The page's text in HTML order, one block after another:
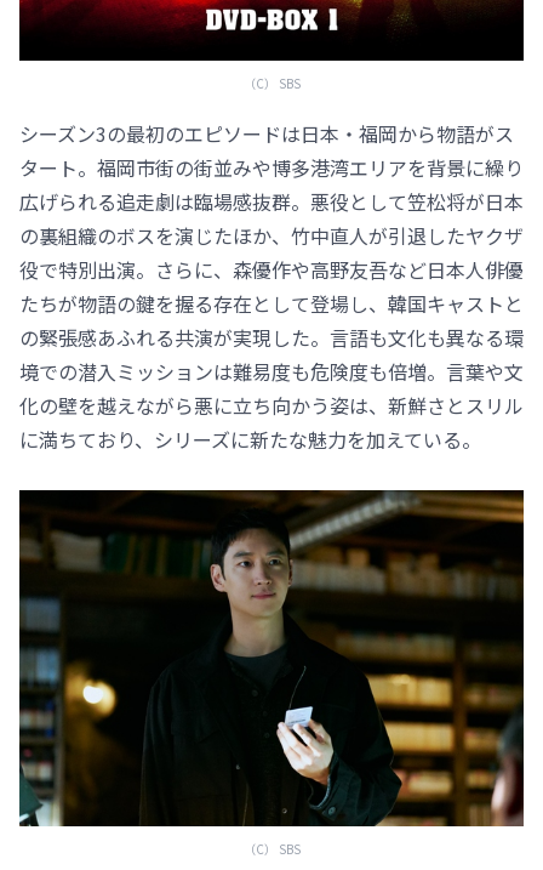
（C） SBS
シーズン3の最初のエピソードは日本・福岡から物語がス
タート。福岡市街の街並みや博多港湾エリアを背景に繰り
広げられる追走劇は臨場感抜群。悪役として笠松将が日本
の裏組織のボスを演じたほか、竹中直人が引退したヤクザ
役で特別出演。さらに、森優作や高野友吾など日本人俳優
たちが物語の鍵を握る存在として登場し、韓国キャストと
の緊張感あふれる共演が実現した。言語も文化も異なる環
境での潜入ミッションは難易度も危険度も倍増。言葉や文
化の壁を越えながら悪に立ち向かう姿は、新鮮さとスリル
に満ちており、シリーズに新たな魅力を加えている。
（C） SBS